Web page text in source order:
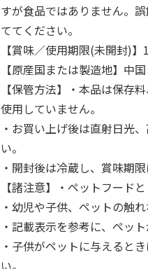
すが食品ではありません。
ててください。
【賞味／使用期限(未開封)】
【原産国または製造地】中国
【保管方法】・本品は保存
使用していません。
・お買い上げ後は直射日光
い。
・開封後は冷蔵し、賞味期
【諸注意】・ペットフード
・幼児や子供、ペットの触
・記載表示を参考に、ペッ
・子供がペットに与えると
い。